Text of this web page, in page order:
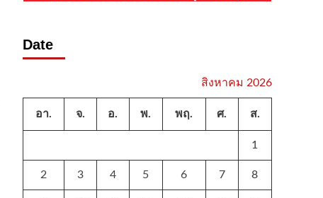
Date
สิงหาคม 2026
อา. จ. อ. พ. พฤ. ศ. ส.
1
2 3 4 5 6 7 8